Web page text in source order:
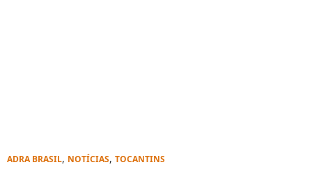
ADRA BRASIL, NOTÍCIAS, TOCANTINS